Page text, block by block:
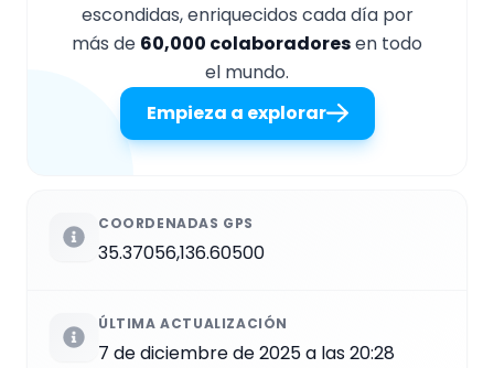
escondidas, enriquecidos cada día por
más de 60,000 colaboradoresen todo
el mundo.
Empieza a explorar
COORDENADAS GPS
35.37056,136.60500
ÚLTIMA ACTUALIZACIÓN
7 de diciembre de 2025 a las 20:28